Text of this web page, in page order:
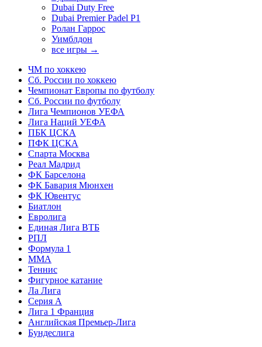
Dubai Duty Free
Dubai Premier Padel P1
Ролан Гаррос
Уимблдон
все игры →
ЧМ по хоккею
Сб. России по хоккею
Чемпионат Европы по футболу
Сб. России по футболу
Лига Чемпионов УЕФА
Лига Наций УЕФА
ПБК ЦСКА
ПФК ЦСКА
Спарта Москва
Реал Мадрид
ФК Барселона
ФК Бавария Мюнхен
ФК Ювентус
Биатлон
Евролига
Единая Лига ВТБ
РПЛ
Формула 1
MMA
Теннис
Фигурное катание
Ла Лига
Серия А
Лига 1 Франция
Английская Премьер-Лига
Бундеслига